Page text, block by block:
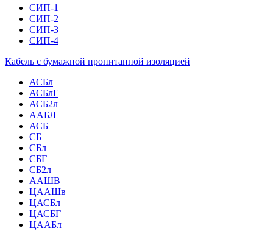
СИП-1
СИП-2
СИП-3
СИП-4
Кабель с бумажной пропитанной изоляцией
АСБл
АСБлГ
АСБ2л
ААБЛ
АСБ
СБ
СБл
СБГ
СБ2л
ААШВ
ЦААШв
ЦАСБл
ЦАСБГ
ЦААБл